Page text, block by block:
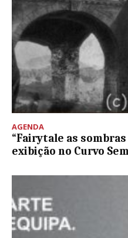
AGENDA
“Fairytale as
exibição no Curvo